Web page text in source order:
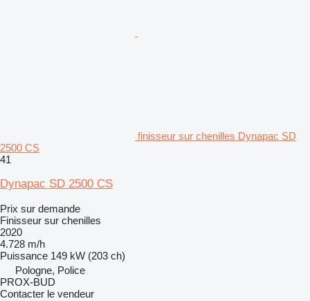
finisseur sur chenilles Dynapac SD
2500 CS
41
Dynapac SD 2500 CS
Prix sur demande
Finisseur sur chenilles
2020
4.728 m/h
Puissance 149 kW (203 ch)
Pologne, Police
PROX-BUD
Contacter le vendeur